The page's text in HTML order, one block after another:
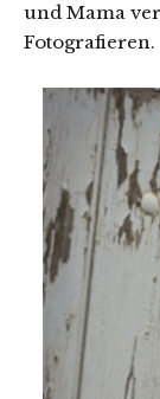
und Mama
Fotografieren.